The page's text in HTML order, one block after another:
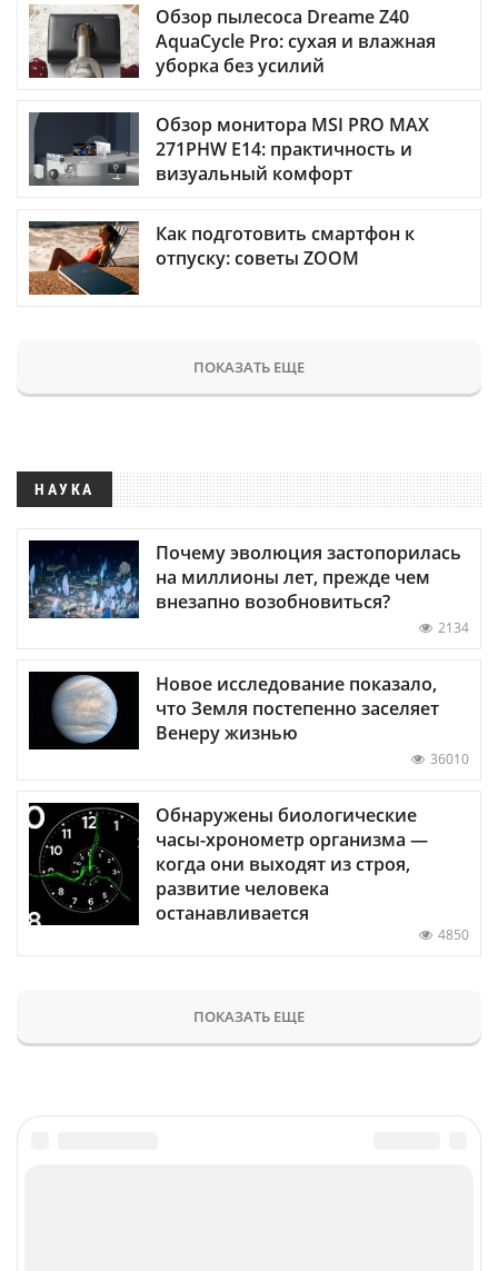
Обзор пылесоса Dreame Z40
AquaCycle Pro: сухая и влажная
уборка без усилий
Обзор монитора MSI PRO MAX
271PHW E14: практичность и
визуальный комфорт
Как подготовить смартфон к
отпуску: советы ZOOM
ПОКАЗАТЬ ЕЩЕ
НАУКА
Почему эволюция застопорилась
на миллионы лет, прежде чем
внезапно возобновиться?
2134
Новое исследование показало,
что Земля постепенно заселяет
Венеру жизнью
36010
Обнаружены биологические
часы-хронометр организма —
когда они выходят из строя,
развитие человека
останавливается
4850
ПОКАЗАТЬ ЕЩЕ